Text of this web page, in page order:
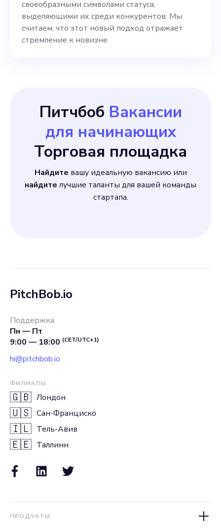
мы рассчитываем на ваши
навыки в поддержании и
повышении безупречного
своеобразными символами статуса,
выделяющими их среди конкурентов. Мы
считаем, что этот новый подход отражает
стремление к новизне
Питчбоб Вакансии
для начинающих
Торговая площадка
Найдите вашу идеальную вакансию или
найдите лучшие таланты для вашей команды
стартапа.
PitchBob.io
Поддержка
Пн — Пт
9:00 — 18:00 (CET/UTC+1)
hi@pitchbob.io
ФИЛИАЛЫ
🇬🇧 Лондон
🇺🇸 Сан-Франциско
🇮🇱 Тель-Авив
🇪🇪 Таллинн
ПРОДУКТЫ